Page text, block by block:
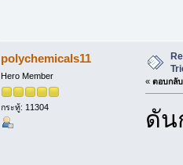
polychemicals11
Hero Member
กระทู้: 11304
« ตอบกลั
ดัน